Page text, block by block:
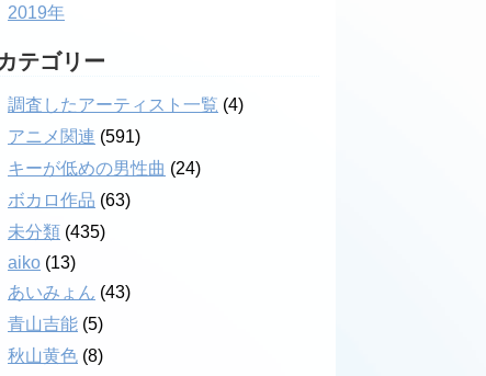
2019年
テゴリー
調査したアーティスト一覧 (4)
アニメ関連 (591)
キーが低めの男性曲 (24)
ボカロ作品 (63)
未分類 (435)
aiko (13)
あいみょん (43)
青山吉能 (5)
秋山黄色 (8)